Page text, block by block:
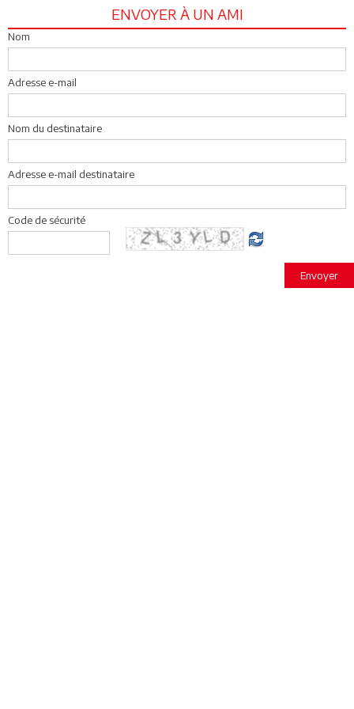
ENVOYER À UN AMI
Nom
Adresse e-mail
Nom du destinataire
Adresse e-mail destinataire
Code de sécurité
Envoyer